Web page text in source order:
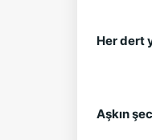
Her dert
Aşkın